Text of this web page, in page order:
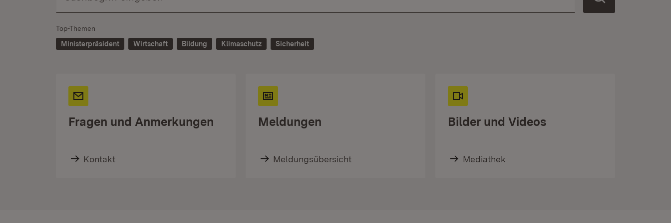
Top-Themen
Ministerpräsident
Wirtschaft Bildung Klimaschutz Sicherheit
Fragen und Anmerkungen
Kontakt
Meldungen
Meldungsübersicht
Bilder und Videos
Mediathek